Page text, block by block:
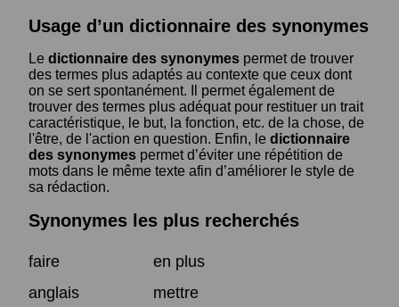
Usage d’un dictionnaire des synonymes
Le dictionnaire des synonymes permet de trouver
des termes plus adaptés au contexte que ceux dont
on se sert spontanément. Il permet également de
trouver des termes plus adéquat pour restituer un trait
caractéristique, le but, la fonction, etc. de la chose, de
l'être, de l'action en question. Enfin, le dictionnaire
des synonymes permet d’éviter une répétition de
mots dans le même texte afin d’améliorer le style de
sa rédaction.
Synonymes les plus recherchés
faire
en plus
anglais
mettre